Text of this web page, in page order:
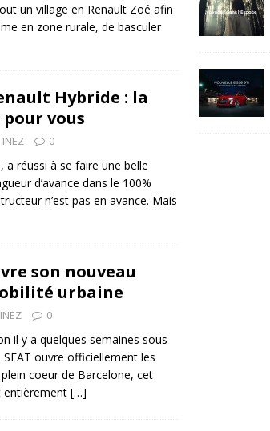
un village en Renault Zoé afin
en zone rurale, de basculer
Hybride : la
vous
0
a réussi à se faire une belle
d’avance dans le 100%
n’est pas en avance. Mais
son nouveau
urbaine
0
il y a quelques semaines sous
ouvre officiellement les
coeur de Barcelone, cet
entièrement […]